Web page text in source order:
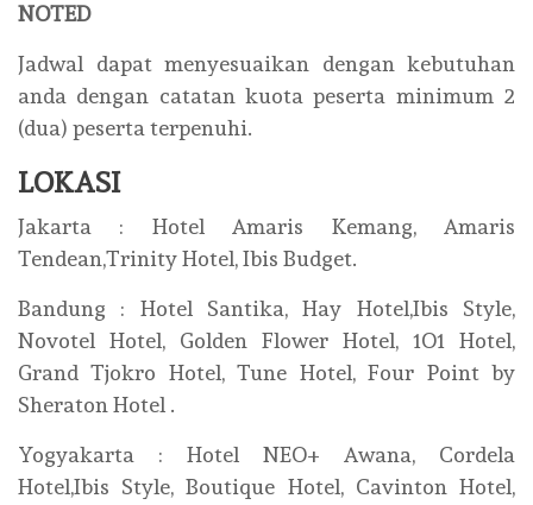
NOTED
Jadwal dapat menyesuaikan dengan kebutuhan
anda dengan catatan kuota peserta minimum 2
(dua) peserta terpenuhi.
LOKASI
Jakarta : Hotel Amaris Kemang, Amaris
Tendean,Trinity Hotel, Ibis Budget.
Bandung : Hotel Santika, Hay Hotel,Ibis Style,
Novotel Hotel, Golden Flower Hotel, 1O1 Hotel,
Grand Tjokro Hotel, Tune Hotel, Four Point by
Sheraton Hotel .
Yogyakarta : Hotel NEO+ Awana, Cordela
Hotel,Ibis Style, Boutique Hotel, Cavinton Hotel,